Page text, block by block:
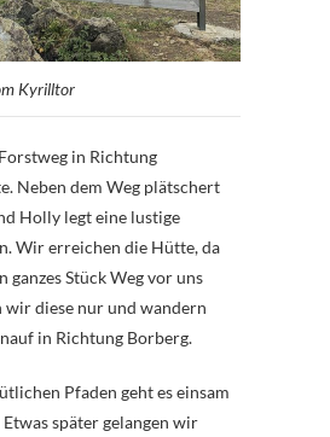
Kyrilltor
in Richtung
Neben dem Weg plätschert
Holly legt eine lustige
Wir erreichen die Hütte, da
ganzes Stück Weg vor uns
wir diese nur und wandern
in Richtung Borberg.
Pfaden geht es einsam
später gelangen wir